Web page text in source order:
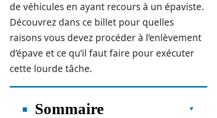
de véhicules en ayant recours à un épaviste.
Découvrez dans ce billet pour quelles
raisons vous devez procéder à l’enlèvement
d’épave et ce qu’il faut faire pour exécuter
cette lourde tâche.
Sommaire